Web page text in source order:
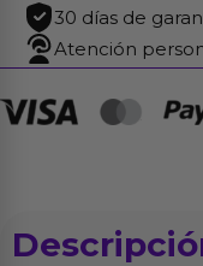
30 días de
Atención